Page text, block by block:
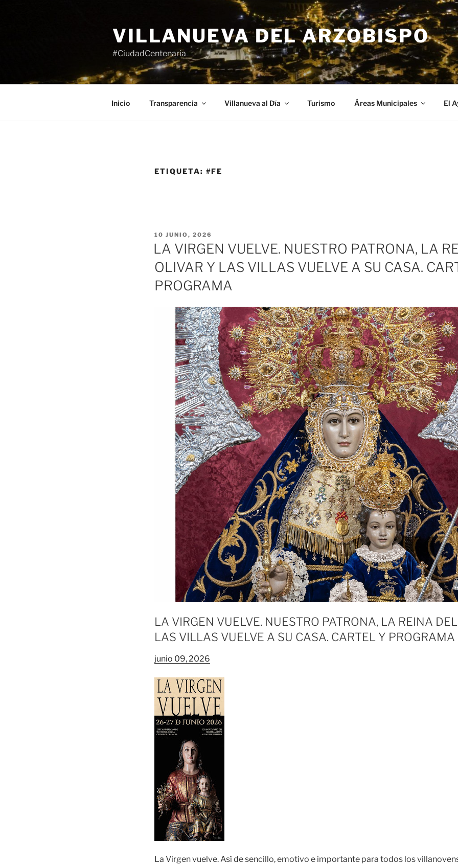
VILLANUEVA DEL ARZOBISPO
#CiudadCentenaria
Inicio Transparencia Villanueva al Día Turismo Áreas Municipales El
ETIQUETA: #FE
PUBLICADO
EL
10 JUNIO, 2026
LA VIRGEN VUELVE. NUESTRO PATRONA, LA
OLIVAR Y LAS VILLAS VUELVE A SU CASA.
PROGRAMA
LA VIRGEN VUELVE. NUESTRO PATRONA, LA REINA
LAS VILLAS VUELVE A SU CASA. CARTEL Y PROGRAMA
junio 09, 2026
La Virgen vuelve. Así de sencillo, emotivo e importante para todos los